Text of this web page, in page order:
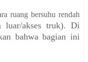
ruang bersuhu rendah
luar/akses truk). Di
bahwa bagian ini